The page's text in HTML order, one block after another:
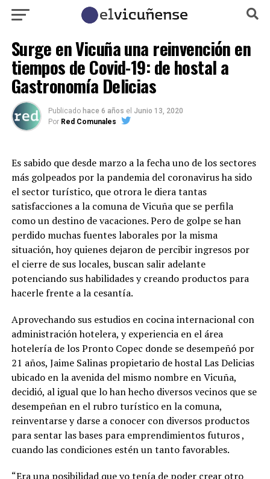
Surge en Vicuña una reinvención en
tiempos de Covid-19: de hostal a
Gastronomía Delicias
Publicado hace 6 años el Junio 13, 2020
Por Red Comunales
Es sabido que desde marzo a la fecha uno de los sectores
más golpeados por la pandemia del coronavirus ha sido
el sector turístico, que otrora le diera tantas
satisfacciones a la comuna de Vicuña que se perfila
como un destino de vacaciones. Pero de golpe se han
perdido muchas fuentes laborales por la misma
situación, hoy quienes dejaron de percibir ingresos por
el cierre de sus locales, buscan salir adelante
potenciando sus habilidades y creando productos para
hacerle frente a la cesantía.
Aprovechando sus estudios en cocina internacional con
administración hotelera, y experiencia en el área
hotelería de los Pronto Copec donde se desempeñó por
21 años, Jaime Salinas propietario de hostal Las Delicias
ubicado en la avenida del mismo nombre en Vicuña,
decidió, al igual que lo han hecho diversos vecinos que se
desempeñan en el rubro turístico en la comuna,
reinventarse y darse a conocer con diversos productos
para sentar las bases para emprendimientos futuros ,
cuando las condiciones estén un tanto favorables.
“Era una posibilidad que yo tenía de poder crear otro